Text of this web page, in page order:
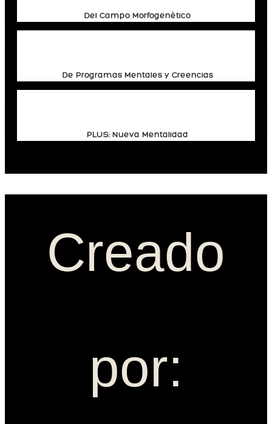
Del Campo Morfogenético
De Programas Mentales y Creencias
PLUS: Nueva Mentalidad
Creado
por: